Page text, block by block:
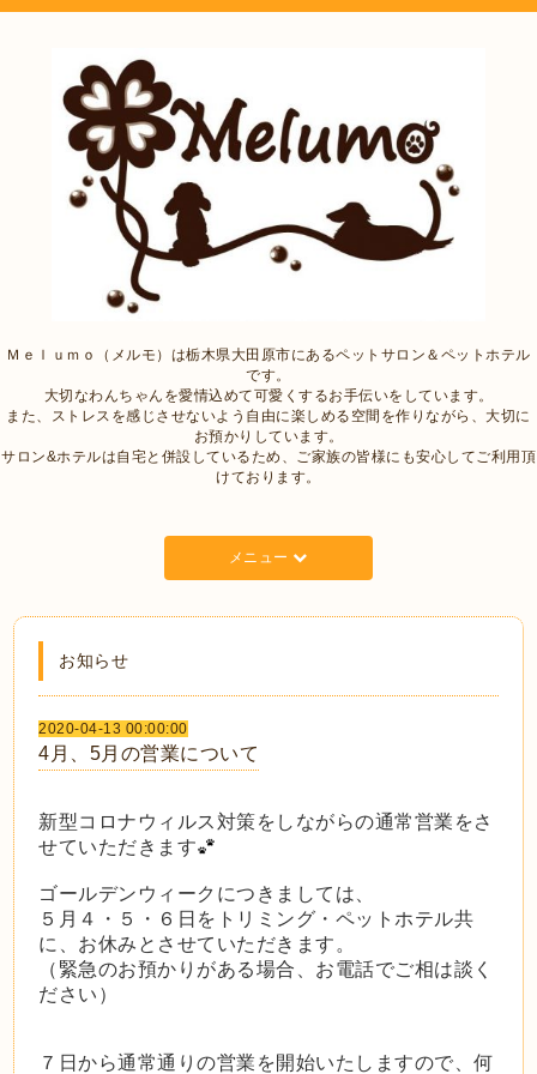
Ｍｅｌｕｍｏ（メルモ）は栃木県大田原市にあるペットサロン＆ペットホテル
です。
大切なわんちゃんを愛情込めて可愛くするお手伝いをしています。
また、ストレスを感じさせないよう自由に楽しめる空間を作りながら、大切に
お預かりしています。
サロン&ホテルは自宅と併設しているため、ご家族の皆様にも安心してご利用頂
けております。
メニュー
お知らせ
2020-04-13 00:00:00
4月、5月の営業について
新型コロナウィルス対策をしながらの通常営業をさ
せていただきます
ゴールデンウィークにつきましては、
５月４・５・６日をトリミング・ペットホテル共
に、お休みとさせていただきます。
（緊急のお預かりがある場合、お電話でご相は談く
ださい）
７日から通常通りの営業を開始いたしますので、何